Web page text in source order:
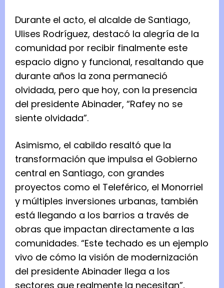
Durante el acto, el alcalde de Santiago,
Ulises Rodríguez, destacó la alegría de la
comunidad por recibir finalmente este
espacio digno y funcional, resaltando que
durante años la zona permaneció
olvidada, pero que hoy, con la presencia
del presidente Abinader, “Rafey no se
siente olvidada”.
Asimismo, el cabildo resaltó que la
transformación que impulsa el Gobierno
central en Santiago, con grandes
proyectos como el Teleférico, el Monorriel
y múltiples inversiones urbanas, también
está llegando a los barrios a través de
obras que impactan directamente a las
comunidades. “Este techado es un ejemplo
vivo de cómo la visión de modernización
del presidente Abinader llega a los
sectores que realmente la necesitan”,